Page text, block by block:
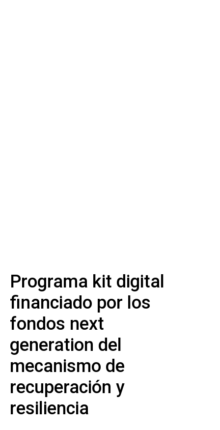
Programa kit digital
financiado por los
fondos next
generation del
mecanismo de
recuperación y
resiliencia